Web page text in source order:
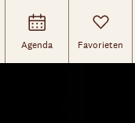
Agenda Favorieten